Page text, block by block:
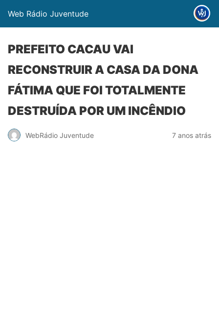
Web Rádio Juventude
PREFEITO CACAU VAI
RECONSTRUIR A CASA DA DONA
FÁTIMA QUE FOI TOTALMENTE
DESTRUÍDA POR UM INCÊNDIO
WebRádio Juventude 7 anos atrás